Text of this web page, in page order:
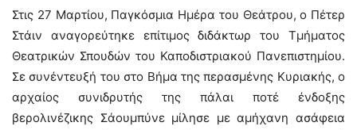
Στις 27 Μαρτίου, Παγκόσμια Ημέρα του Θεάτρου, ο Πέτερ
Στάιν αναγορεύτηκε επίτιμος διδάκτωρ του Τμήματος
Θεατρικών Σπουδών του Καποδιστριακού Πανεπιστημίου.
Σε συνέντευξή του στο Βήμα της περασμένης Κυριακής, ο
αρχαίος συνιδρυτής της πάλαι ποτέ ένδοξης
βερολινέζικης Σάουμπύνε μίλησε με αμήχανη ασάφεια